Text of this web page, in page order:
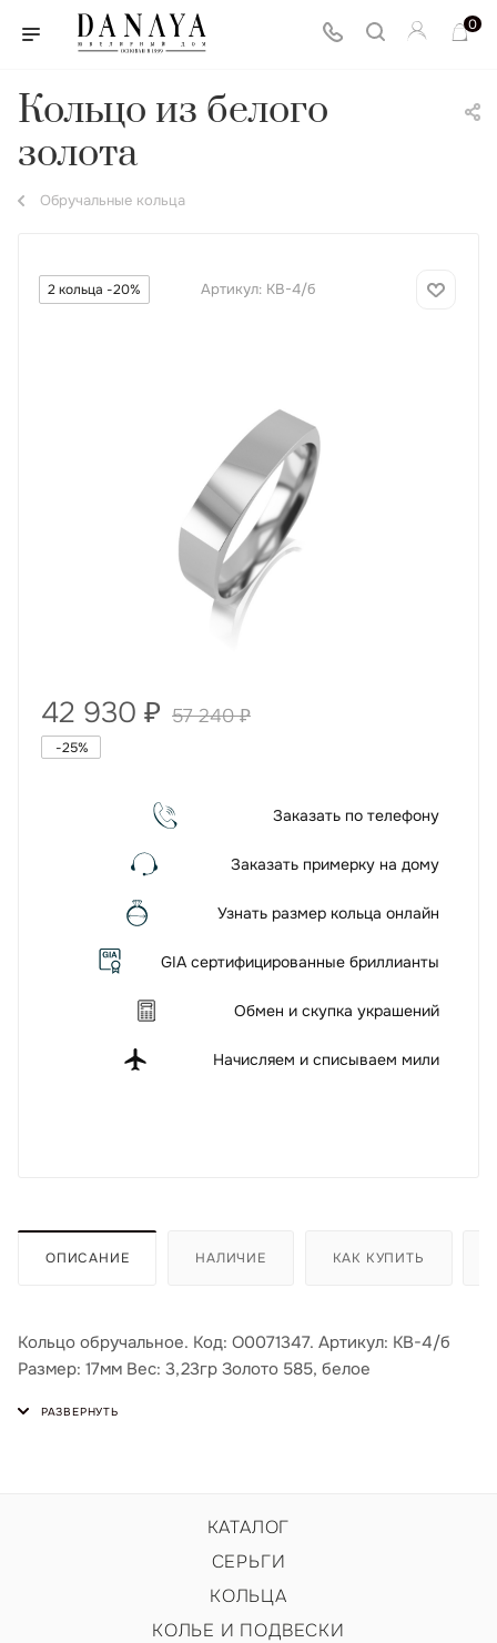
0
Кольцо из белого
золота
Обручальные кольца
2 кольца -20% Артикул: КВ-4/б
42 930 ₽ 57 240₽
-25%
Заказать по телефону
Заказать примерку на дому
Узнать размер кольца онлайн
GIA сертифицированные бриллианты
Обмен и скупка украшений
Начисляем и списываем мили
ОПИСАНИЕ НАЛИЧИЕ КАК КУПИТЬ
Кольцо обручальное. Код: О0071347. Артикул: КВ-4/б
Размер: 17мм Вес: 3,23гр Золото 585, белое
КАТАЛОГ
СЕРЬГИ
КОЛЬЦА
КОЛЬЕ И ПОДВЕСКИ